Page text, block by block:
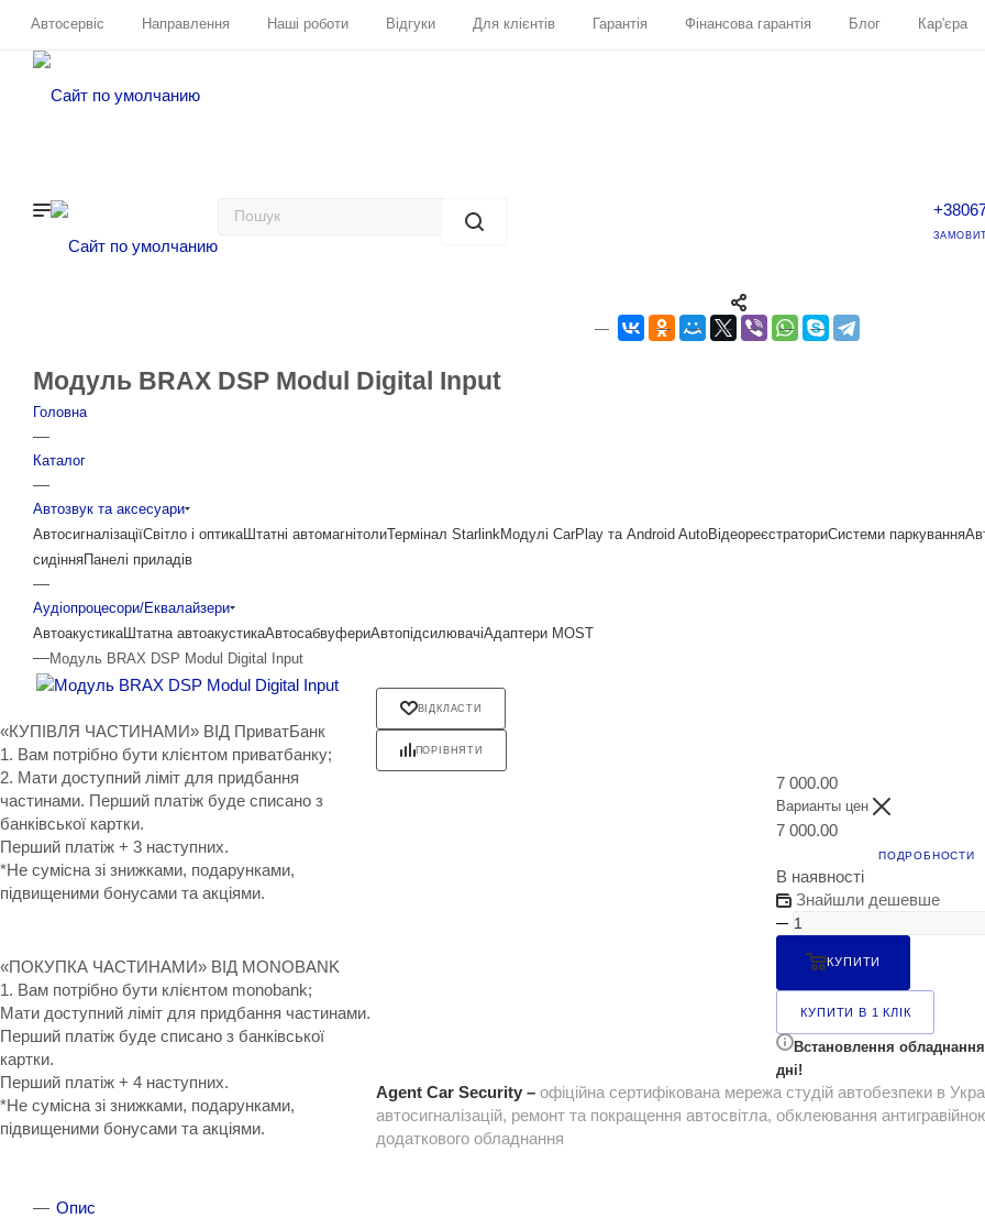
Автосервіс Направлення Наші роботи Відгуки Для клієнтів Гарантія Фінансова гарантія Блог Кар'єра
Модуль BRAX DSP Modul Digital Input
Головна
—
Каталог
—
Автозвук та аксесуари
АвтосигналізаціїСвітло і оптикаШтатні автомагнітолиТермінал StarlinkМодулі CarPlay та Android AutoВідеореєстраториСистеми паркування
сидінняПанелі приладів
—
Аудіопроцесори/Еквалайзери
АвтоакустикаШтатна автоакустикаАвтосабвуфериАвтопідсилювачіАдаптери MOST
—Модуль BRAX DSP Modul Digital Input
«КУПІВЛЯ ЧАСТИНАМИ» ВІД ПриватБанк
1. Вам потрібно бути клієнтом приватбанку;
2. Мати доступний ліміт для придбання
частинами. Перший платіж буде списано з
банківської картки.
Перший платіж + 3 наступних.
*Не сумісна зі знижками, подарунками,
підвищеними бонусами та акціями.
«ПОКУПКА ЧАСТИНАМИ» ВІД MONOBANK
1. Вам потрібно бути клієнтом monobank;
Мати доступний ліміт для придбання частинами.
Перший платіж буде списано з банківської
картки.
Перший платіж + 4 наступних.
*Не сумісна зі знижками, подарунками,
підвищеними бонусами та акціями.
ВІДКЛАСТИ
ПОРІВНЯТИ
7 000.00
Варианты цен
7 000.00
ПОДРОБНОСТИ
В наявності
Знайшли дешевше
КУПИТИ
КУПИТИ В 1 КЛІК
Встановлення
дні!
Agent Car Security – офіційна сертифікована мережа студій автобезпеки в
автосигналізацій, ремонт та покращення автосвітла, обклеювання
додаткового обладнання
Опис